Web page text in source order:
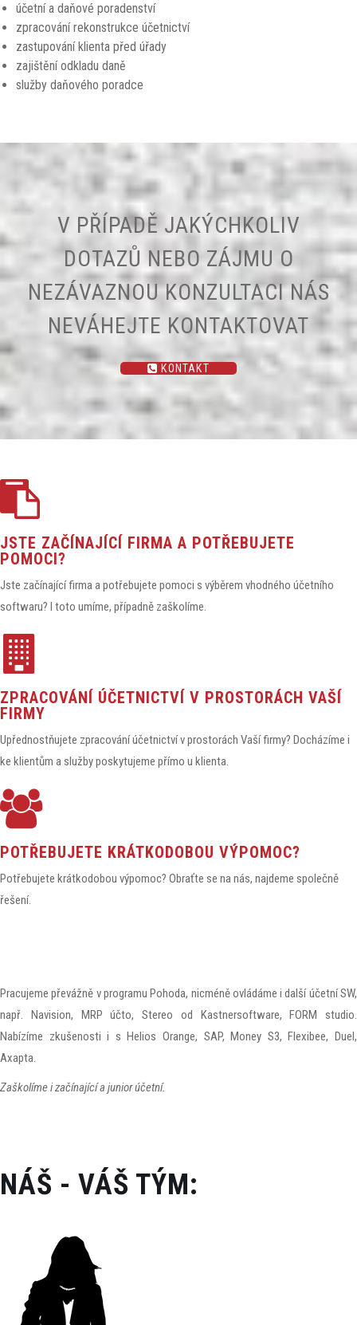
účetní a daňové poradenství
zpracování rekonstrukce účetnictví
zastupování klienta před úřady
zajištění odkladu daně
služby daňového poradce
V PŘÍPADĚ JAKÝCHKOLIV
DOTAZŮ NEBO ZÁJMU O
NEZÁVAZNOU KONZULTACI NÁS
NEVÁHEJTE KONTAKTOVAT
KONTAKT
JSTE ZAČÍNAJÍCÍ FIRMA A POTŘEBUJETE
POMOCI?
Jste začínající firma a potřebujete pomoci s výběrem vhodného účetního
softwaru? I toto umíme, případně zaškolíme.
ZPRACOVÁNÍ ÚČETNICTVÍ V PROSTORÁCH VAŠÍ
FIRMY
Upřednostňujete zpracování účetnictví v prostorách Vaší firmy? Docházíme i
ke klientům a služby poskytujeme přímo u klienta.
POTŘEBUJETE KRÁTKODOBOU VÝPOMOC?
Potřebujete krátkodobou výpomoc? Obraťte se na nás, najdeme společně
řešení.
Pracujeme převážně v programu Pohoda, nicméně ovládáme i další účetní SW,
např. Navision, MRP účto, Stereo od Kastnersoftware, FORM studio.
Nabízíme zkušenosti i s Helios Orange, SAP, Money S3, Flexibee, Duel,
Axapta.
Zaškolíme i začínající a junior účetní.
NÁŠ - VÁŠ TÝM: